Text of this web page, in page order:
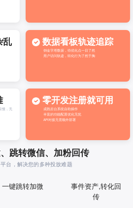
乱
慢，无
数据看板轨迹追踪
倒金字塔数据，待优化点一目了然
用户访问轨迹，转化行为了然于胸
零开发注册就可用
成熟后台系统自助操作
丰富的功能配置优化无忧
API对接无需额外部署
跳转微信、加粉回传
台，解决您的多种投放难题
一键跳转加微
事件资产,转化回
传